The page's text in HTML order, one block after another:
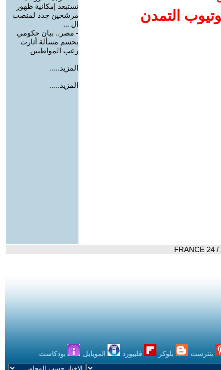
التمدن
نستبعد إمكانية ظهور
مرشحين جدد لمنصب
ال ...
- مصر.. بيان حكومي
يحسم مسألة أثارت
رعب المواطنين
المزيد.....
المزيد.....
بنترست بلوكر فليبورد الموبايل بودكاست